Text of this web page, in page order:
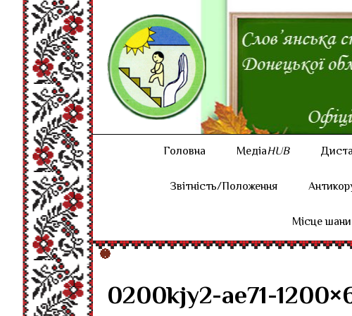
Головна МедіаHUB
Звітність/Положення
Місце шани
0200kjy2-ae71-